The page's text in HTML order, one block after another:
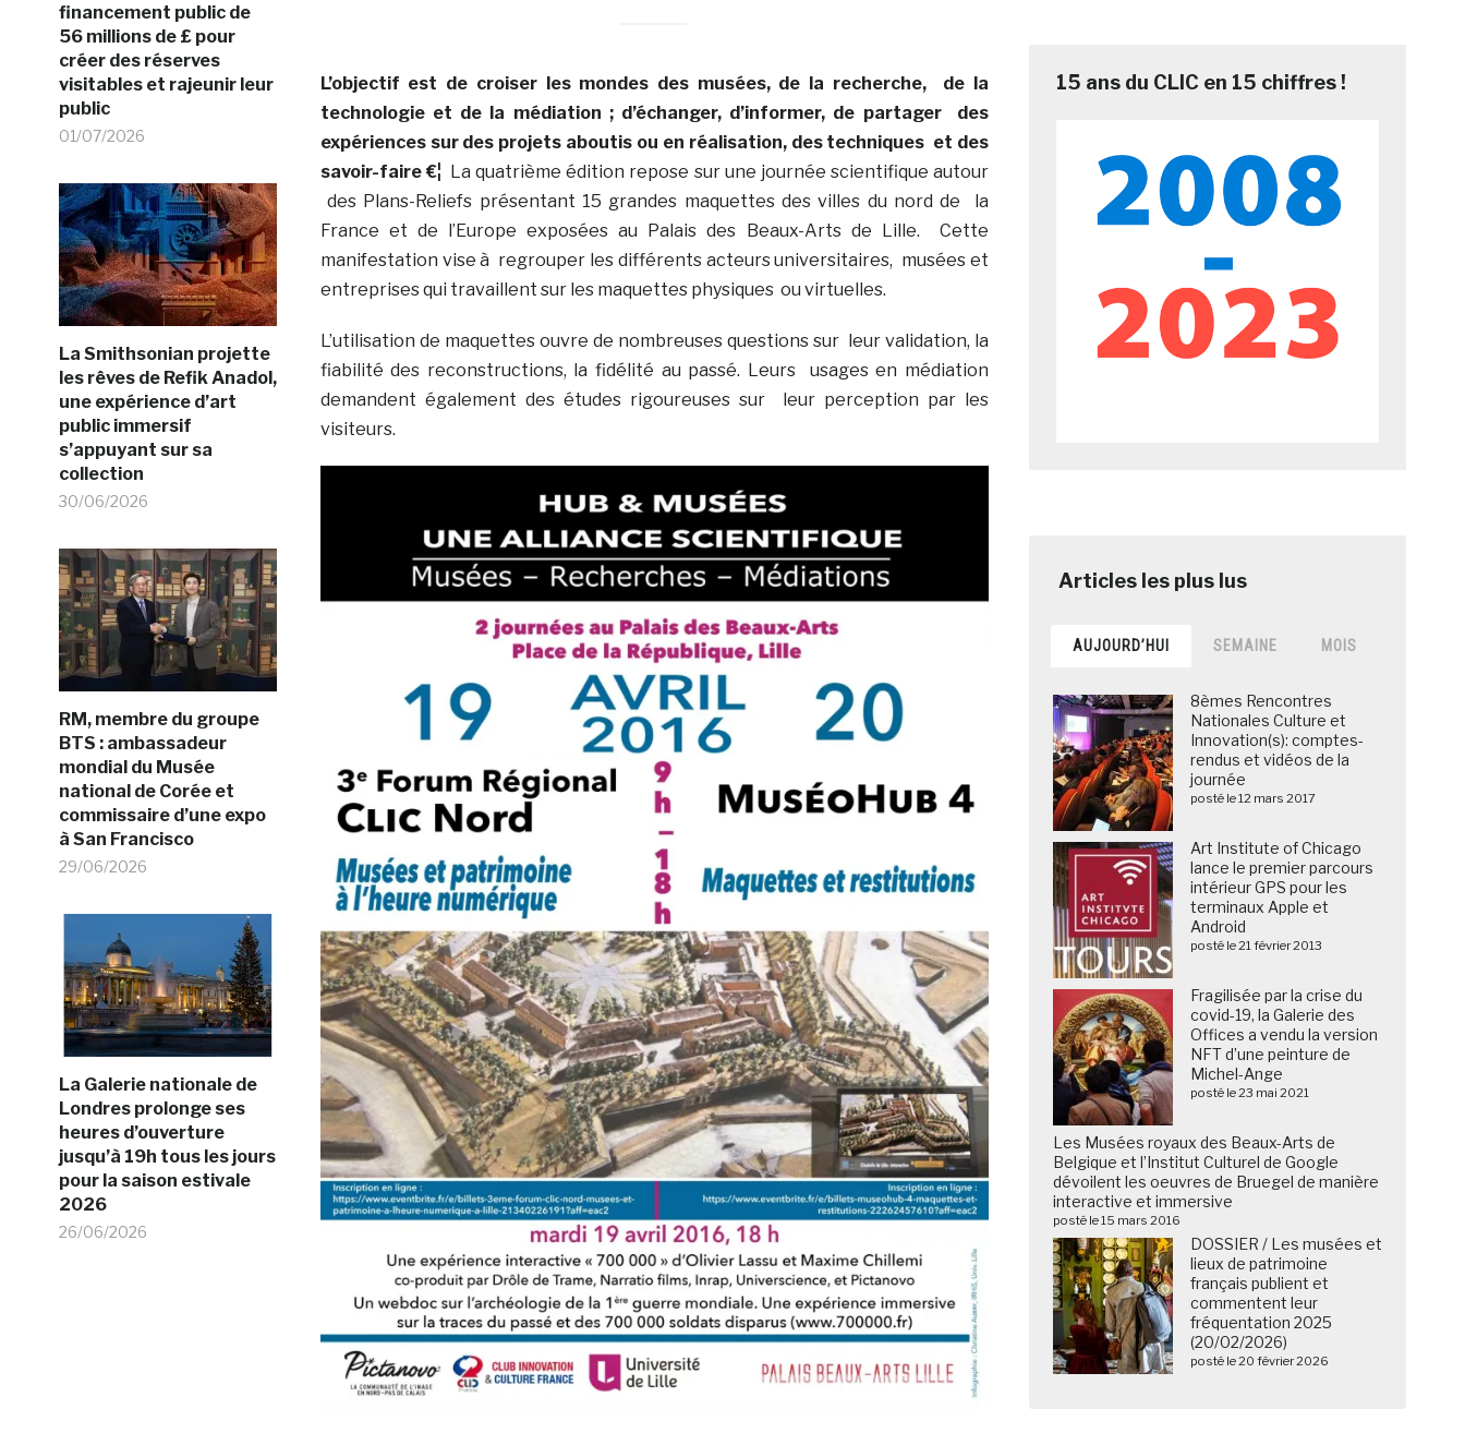
financement public de
56 millions de £ pour
créer des réserves
visitables et rajeunir leur
public
01/07/2026
La Smithsonian projette
les rêves de Refik Anadol,
une expérience d’art
public immersif
s’appuyant sur sa
collection
30/06/2026
RM, membre du groupe
BTS : ambassadeur
mondial du Musée
national de Corée et
commissaire d’une expo
à San Francisco
29/06/2026
La Galerie nationale de
Londres prolonge ses
heures d’ouverture
jusqu’à 19h tous les jours
pour la saison estivale
2026
26/06/2026
L’objectif est de croiser les mondes des musées, de la recherche, de la
technologie et de la médiation ; d’échanger, d’informer, de partager des
expériences sur des projets aboutis ou en réalisation, des techniques et des
savoir-faire €¦ La quatrième édition repose sur une journée scientifique autour
des Plans-Reliefs présentant 15 grandes maquettes des villes du nord de la
France et de l’Europe exposées au Palais des Beaux-Arts de Lille. Cette
manifestation vise à regrouper les différents acteurs universitaires, musées et
entreprises qui travaillent sur les maquettes physiques ou virtuelles.
L’utilisation de maquettes ouvre de nombreuses questions sur leur validation, la
fiabilité des reconstructions, la fidélité au passé. Leurs usages en médiation
demandent également des études rigoureuses sur leur perception par les
visiteurs.
15 ans du CLIC en 15 chiffres !
AUJOURD’HUI SEMAINE MOIS
8èmes Rencontres
Nationales Culture et
Innovation(s): comptes-
rendus et vidéos de la
journée
posté le 12 mars 2017
Art Institute of Chicago
lance le premier parcours
intérieur GPS pour les
terminaux Apple et
Android
posté le 21 février 2013
Fragilisée par la crise du
covid-19, la Galerie des
Offices a vendu la version
NFT d’une peinture de
Michel-Ange
posté le 23 mai 2021
Les Musées royaux des Beaux-Arts de
Belgique et l’Institut Culturel de Google
dévoilent les oeuvres de Bruegel de manière
interactive et immersive
posté le 15 mars 2016
DOSSIER / Les musées et
lieux de patrimoine
français publient et
commentent leur
fréquentation 2025
(20/02/2026)
posté le 20 février 2026